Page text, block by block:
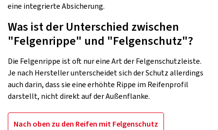
eine integrierte Absicherung.
Was ist der Unterschied zwischen
"Felgenrippe" und "Felgenschutz"?
Die Felgenrippe ist oft nur eine Art der Felgenschutzleiste.
Je nach Hersteller unterscheidet sich der Schutz allerdings
auch darin, dass sie eine erhöhte Rippe im Reifenprofil
darstellt, nicht direkt auf der Außenflanke.
Nach oben zu den Reifen mit Felgenschutz